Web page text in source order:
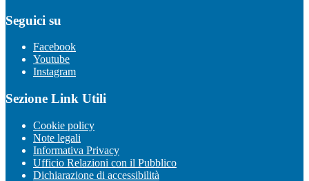
Seguici su
Facebook
Youtube
Instagram
Sezione Link Utili
Cookie policy
Note legali
Informativa Privacy
Ufficio Relazioni con il Pubblico
Dichiarazione di accessibilità